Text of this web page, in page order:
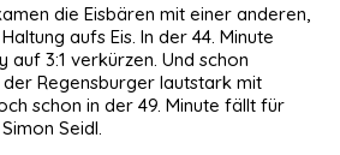
die Eisbären mit einer anderen,
aufs Eis. In der 44. Minute
3:1 verkürzen. Und schon
Regensburger lautstark mit
schon in der 49. Minute fällt für
Seidl.